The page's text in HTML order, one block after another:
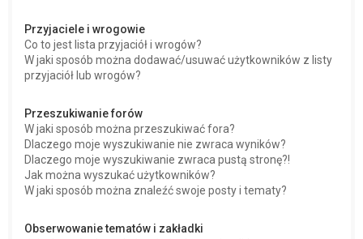
Przyjaciele i wrogowie
Co to jest lista przyjaciół i wrogów?
W jaki sposób można dodawać/usuwać użytkowników z listy
przyjaciół lub wrogów?
Przeszukiwanie forów
W jaki sposób można przeszukiwać fora?
Dlaczego moje wyszukiwanie nie zwraca wyników?
Dlaczego moje wyszukiwanie zwraca pustą stronę?!
Jak można wyszukać użytkowników?
W jaki sposób można znaleźć swoje posty i tematy?
Obserwowanie tematów i zakładki